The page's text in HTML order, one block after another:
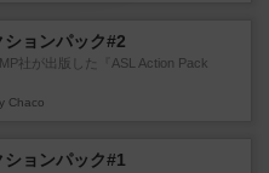
ョンパック#2
社が出版した『ASL Action Pack
Chaco
ョンパック#1